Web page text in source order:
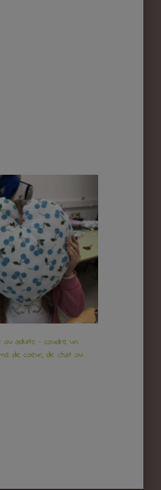
ou adulte – coudre un
de coeur, de chat ou